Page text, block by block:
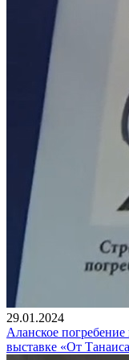
29.01.2024
Аланское погребение
выставке «От